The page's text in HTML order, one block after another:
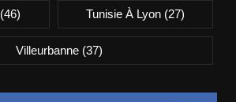
(46) Tunisie À Lyon(27)
Villeurbanne(37)